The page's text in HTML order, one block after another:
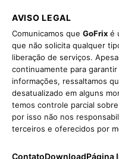
AVISO LEGAL
Comunicamos que GoFrix é
que não solicita qualquer
liberação de serviços.
continuamente para
informações, ressaltamos
desatualizado em alguns
temos controle parcial
por isso não nos
terceiros e oferecidos por
ContatoDownloadPágina